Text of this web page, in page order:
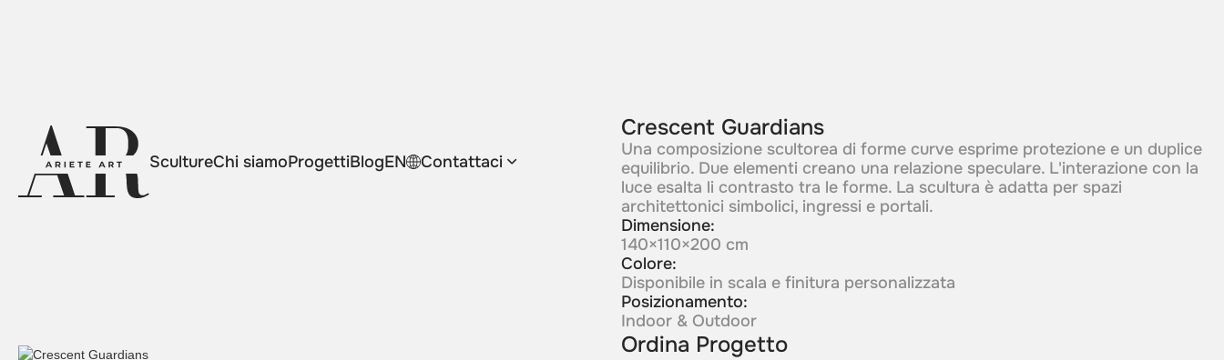
ScultureChi siamoProgettiBlogEN Contattaci
Crescent Guardians
Una composizione scultorea di forme curve esprime protezione e un duplice
equilibrio. Due elementi creano una relazione speculare. L'interazione con la
luce esalta li contrasto tra le forme. La scultura è adatta per spazi
architettonici simbolici, ingressi e portali.
Dimensione:
140×110×200 cm
Colore:
Disponibile in scala e finitura personalizzata
Posizionamento:
Indoor & Outdoor
Ordina Progetto